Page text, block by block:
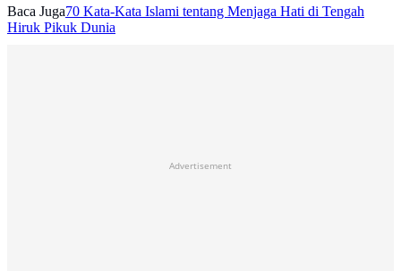
Baca Juga70 Kata-Kata Islami tentang Menjaga Hati di Tengah
Hiruk Pikuk Dunia
Advertisement